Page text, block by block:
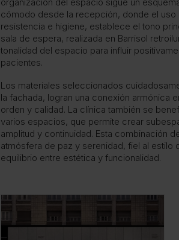
cómodo desde la recepción, donde el
resistencia e higiene, establece el tono
sala de espera, realizada en Barrisol
tonalidad del espacio para influir
pacientes.
Los materiales seleccionados
la fachada, logran una conexión armónica
orden y calidad. La clínica también se
varios espacios, que permite crear
amplitud y continuidad. Esta combinación
atmósfera de paz y serenidad, fiel al estilo
equilibrio entre estética y funcionalidad.